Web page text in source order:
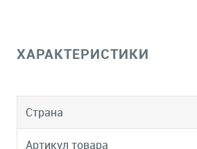
ХАРАКТЕРИСТИКИ
Страна
Артикул товара